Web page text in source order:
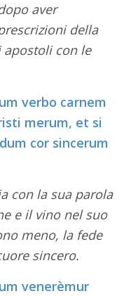
aver
della
apostoli con le
verbo carnem
merum, et si
cor sincerum
con la sua parola
e il vino nel suo
meno, la fede
sincero.
venerèmur